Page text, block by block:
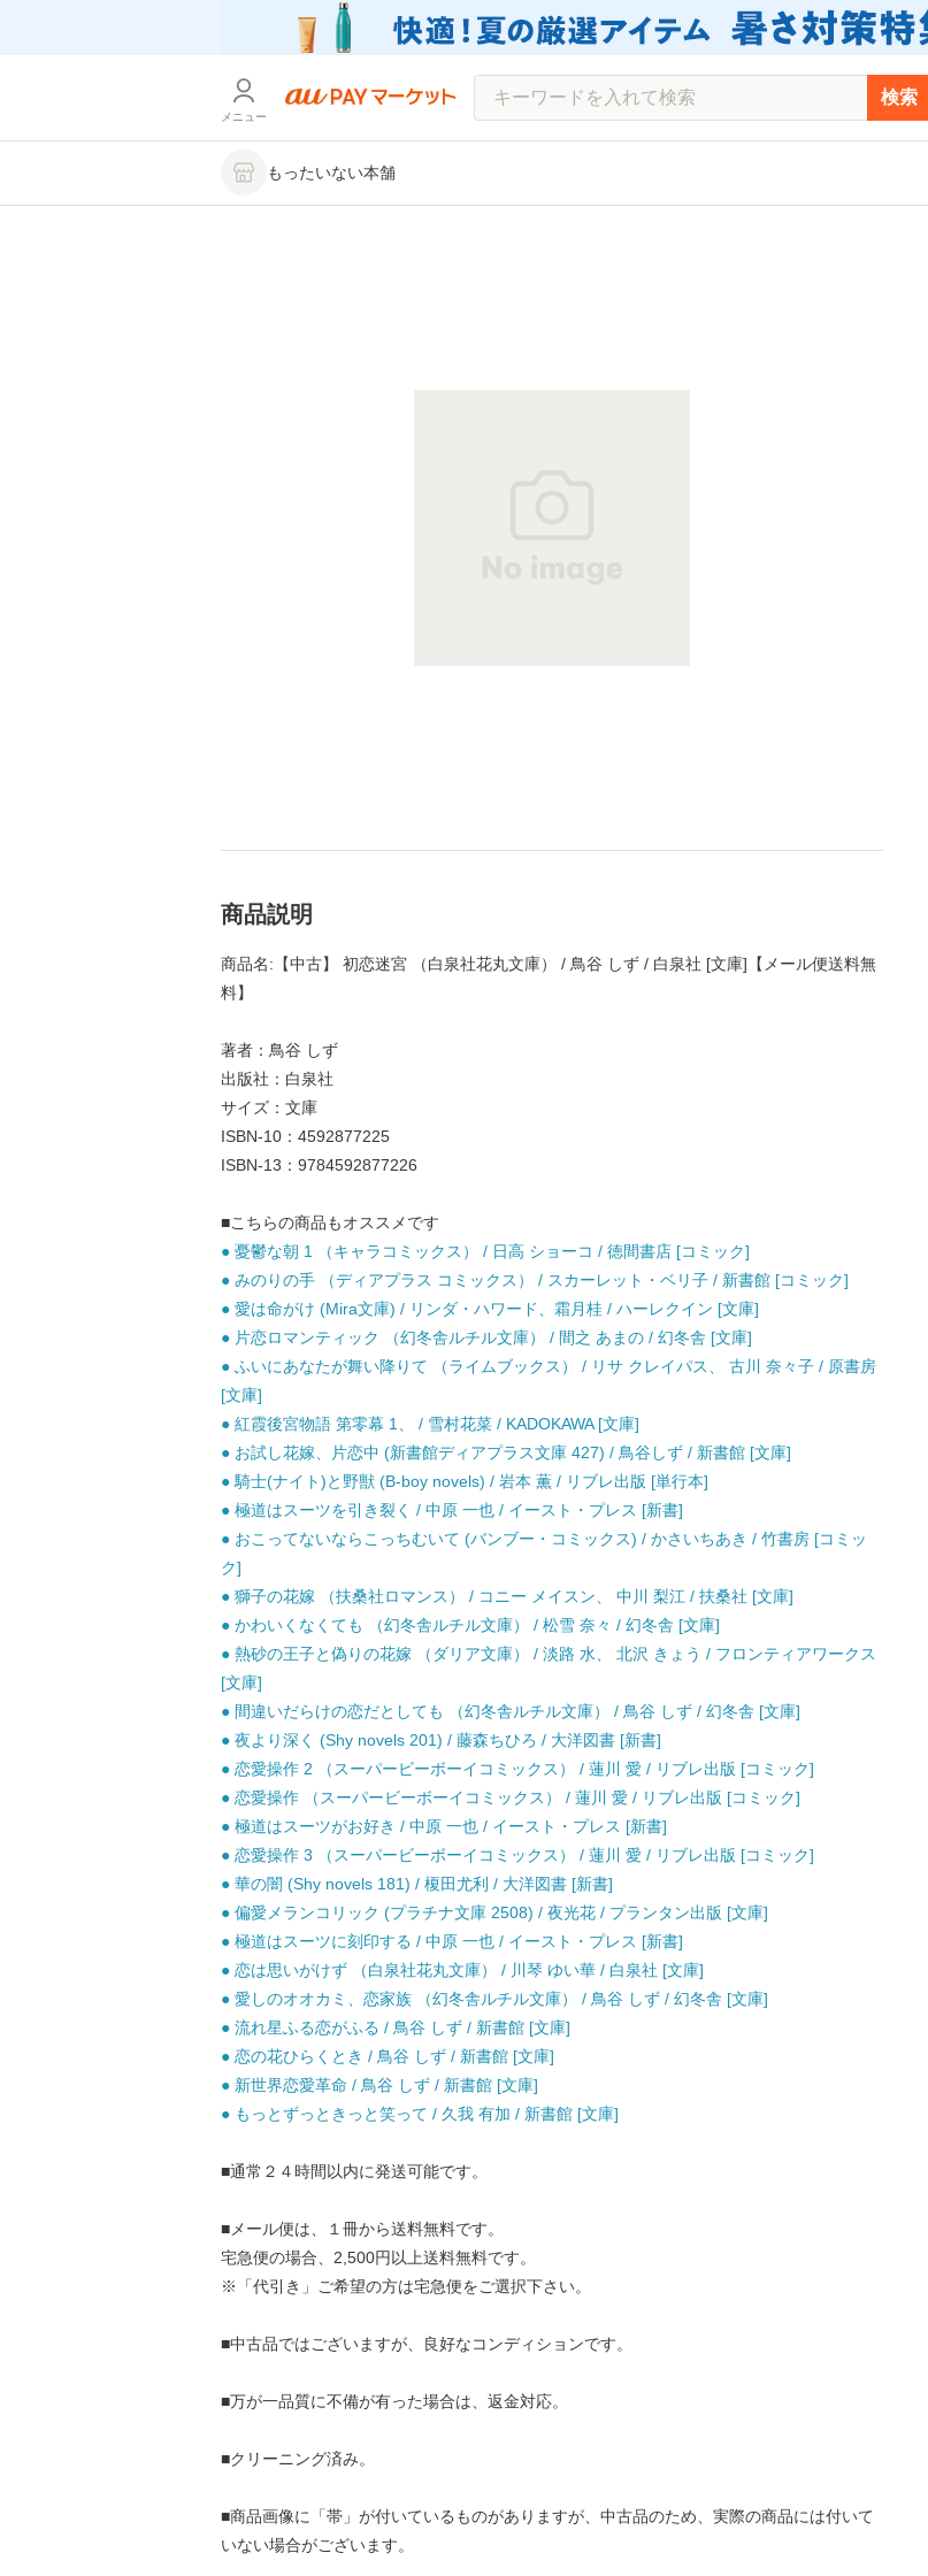
メニュー
検索
もったいない本舗
商品説明
商品名:【中古】 初恋迷宮 （白泉社花丸文庫） / 鳥谷 しず / 白泉社 [文庫]【メール便送料無
料】
著者：鳥谷 しず
出版社：白泉社
サイズ：文庫
ISBN-10：4592877225
ISBN-13：9784592877226
■こちらの商品もオススメです
● 憂鬱な朝 1 （キャラコミックス） / 日高 ショーコ / 徳間書店 [コミック]
● みのりの手 （ディアプラス コミックス） / スカーレット・ベリ子 / 新書館 [コミック]
● 愛は命がけ (Mira文庫) / リンダ・ハワード、霜月桂 / ハーレクイン [文庫]
● 片恋ロマンティック （幻冬舎ルチル文庫） / 間之 あまの / 幻冬舎 [文庫]
● ふいにあなたが舞い降りて （ライムブックス） / リサ クレイパス、 古川 奈々子 / 原書房
[文庫]
● 紅霞後宮物語 第零幕 1、 / 雪村花菜 / KADOKAWA [文庫]
● お試し花嫁、片恋中 (新書館ディアプラス文庫 427) / 鳥谷しず / 新書館 [文庫]
● 騎士(ナイト)と野獣 (B-boy novels) / 岩本 薫 / リブレ出版 [単行本]
● 極道はスーツを引き裂く / 中原 一也 / イースト・プレス [新書]
● おこってないならこっちむいて (バンブー・コミックス) / かさいちあき / 竹書房 [コミッ
ク]
● 獅子の花嫁 （扶桑社ロマンス） / コニー メイスン、 中川 梨江 / 扶桑社 [文庫]
● かわいくなくても （幻冬舎ルチル文庫） / 松雪 奈々 / 幻冬舎 [文庫]
● 熱砂の王子と偽りの花嫁 （ダリア文庫） / 淡路 水、 北沢 きょう / フロンティアワークス
[文庫]
● 間違いだらけの恋だとしても （幻冬舎ルチル文庫） / 鳥谷 しず / 幻冬舎 [文庫]
● 夜より深く (Shy novels 201) / 藤森ちひろ / 大洋図書 [新書]
● 恋愛操作 2 （スーパービーボーイコミックス） / 蓮川 愛 / リブレ出版 [コミック]
● 恋愛操作 （スーパービーボーイコミックス） / 蓮川 愛 / リブレ出版 [コミック]
● 極道はスーツがお好き / 中原 一也 / イースト・プレス [新書]
● 恋愛操作 3 （スーパービーボーイコミックス） / 蓮川 愛 / リブレ出版 [コミック]
● 華の闇 (Shy novels 181) / 榎田尤利 / 大洋図書 [新書]
● 偏愛メランコリック (プラチナ文庫 2508) / 夜光花 / プランタン出版 [文庫]
● 極道はスーツに刻印する / 中原 一也 / イースト・プレス [新書]
● 恋は思いがけず （白泉社花丸文庫） / 川琴 ゆい華 / 白泉社 [文庫]
● 愛しのオオカミ、恋家族 （幻冬舎ルチル文庫） / 鳥谷 しず / 幻冬舎 [文庫]
● 流れ星ふる恋がふる / 鳥谷 しず / 新書館 [文庫]
● 恋の花ひらくとき / 鳥谷 しず / 新書館 [文庫]
● 新世界恋愛革命 / 鳥谷 しず / 新書館 [文庫]
● もっとずっときっと笑って / 久我 有加 / 新書館 [文庫]
■通常２４時間以内に発送可能です。
■メール便は、１冊から送料無料です。
宅急便の場合、2,500円以上送料無料です。
※「代引き」ご希望の方は宅急便をご選択下さい。
■中古品ではございますが、良好なコンディションです。
■万が一品質に不備が有った場合は、返金対応。
■クリーニング済み。
■商品画像に「帯」が付いているものがありますが、中古品のため、実際の商品には付いて
いない場合がございます。